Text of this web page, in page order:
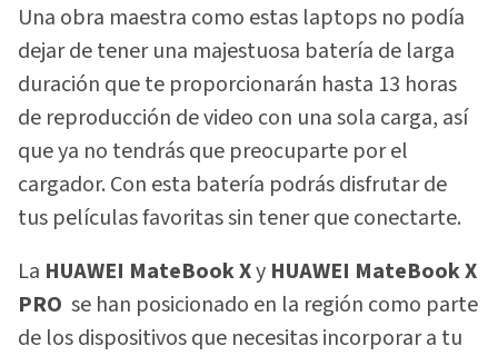
Una obra maestra como estas laptops no podía
dejar de tener una majestuosa batería de larga
duración que te proporcionarán hasta 13 horas
de reproducción de video con una sola carga, así
que ya no tendrás que preocuparte por el
cargador. Con esta batería podrás disfrutar de
tus películas favoritas sin tener que conectarte.
La HUAWEI MateBook Xy HUAWEI MateBook X
PRO se han posicionado en la región como parte
de los dispositivos que necesitas incorporar a tu